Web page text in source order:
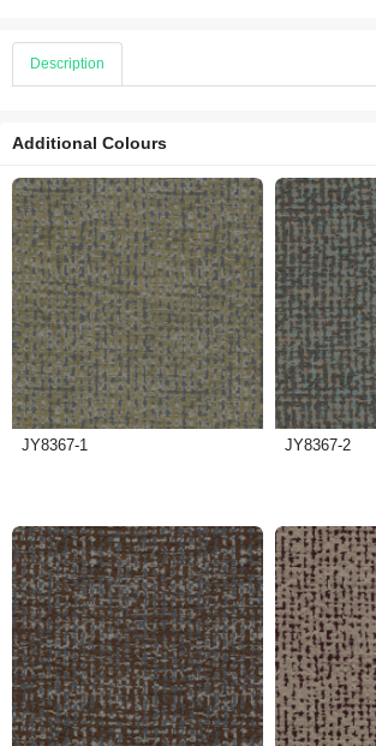
Description
Additional Colours
JY8367-1 JY8367-2